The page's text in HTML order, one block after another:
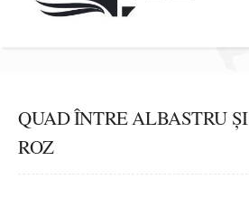
QUAD ÎNTRE ALBASTRU ȘI
ROZ